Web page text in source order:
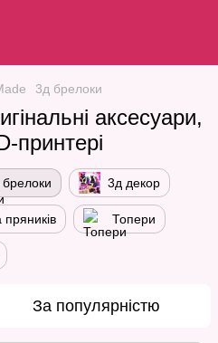
3д брелоки
аксесуари,
принтері
3д декор
Топери
За популярністю